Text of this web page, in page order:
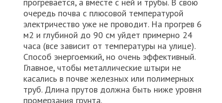
прогревается, а вместе с ней и трубы. В свою
очередь почва с плюсовой температурой
электричество уже не проводит. На прогрев 6
м2 и глубиной до 90 см уйдет примерно 24
часа (все зависит от температуры на улице).
Способ энергоемкий, но очень эффективный.
Главное, чтобы металлические штыри не
касались в почве железных или полимерных
труб. Длина прутов должна быть ниже уровня
промерзания грунта.